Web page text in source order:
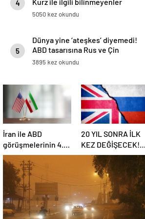
4 Kurz ile ilgili bilinmeyenler
5050 kez okundu
5
Dünya yine ‘ateşkes’ diyemedi!
ABD tasarısına Rus ve Çin
vetosu
3895 kez okundu
İran ile ABD
görüşmelerinin 4.
turu: Tarih ve yer
belli oldu
20 YIL SONRA İLK
KEZ DEĞİŞECEK!
Rusya ile olası
savaş…
İngiltere’nin gizli
planı güncelleniyor!